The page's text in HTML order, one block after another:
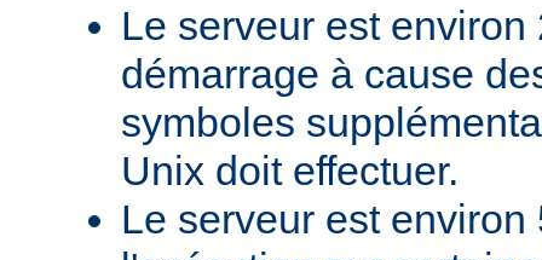
Le serveur est
démarrage à cause
symboles
Unix doit effectuer.
Le serveur est environ